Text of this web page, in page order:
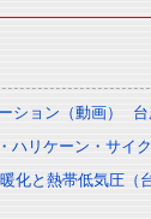
ション（動画）
ハリケーン・サイ
化と熱帯低気圧（